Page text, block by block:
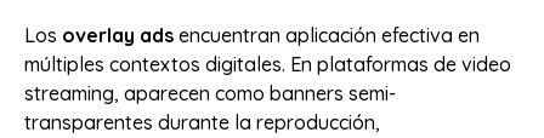
Los overlay ads encuentran aplicación efectiva en
múltiples contextos digitales. En plataformas de video
streaming, aparecen como banners semi-
transparentes durante la reproducción,